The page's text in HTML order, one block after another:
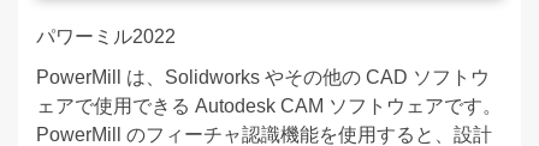
パワーミル2022
PowerMill は、Solidworks やその他の CAD ソフトウ
ェアで使用できる Autodesk CAM ソフトウェアです。
PowerMill のフィーチャ認識機能を使用すると、設計